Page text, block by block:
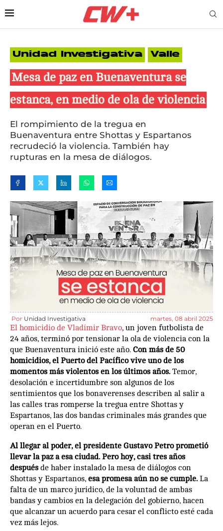
Unidad Investigativa Valle
Mesa de paz en Buenaventura se
estanca, en medio de ola de violencia
El rompimiento de la tregua en
Buenaventura entre Shottas y Espartanos
recrudeció la violencia. También hay
rupturas en la mesa de diálogos.
Por Unidad Investigativa martes, 08 abril 2025
El homicidio de Vladímir Bravo, un joven futbolista de
24 años, terminó por tensionar la ola de violencia con la
que Buenaventura inició este año. Con más de 50
homicidios, el Puerto del Pacífico vive uno de los
momentos más violentos en los últimos años. Temor,
desolación e incertidumbre son algunos de los
sentimientos que los bonaverenses describen al salir a
las calles tras romperse la tregua entre Shottas y
Espartanos, las dos bandas criminales más grandes que
operan en el Puerto.
Al llegar al poder, el presidente Gustavo Petro prometió
llevar la paz a esa ciudad. Pero hoy, casi tres años
despuésde haber instalado la mesa de diálogos con
Shottas y Espartanos, esa promesa aún no se cumple. La
falta de un marco jurídico, de la voluntad de ambas
bandas y cambios en la delegación del gobierno, hacen
que alcanzar un acuerdo para cesar el conflicto esté cada
vez más lejos.